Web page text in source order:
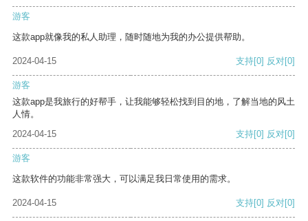
游客
这款app就像我的私人助理，随时随地为我的办公提供帮助。
2024-04-15 支持[0] 反对[0]
游客
这款app是我旅行的好帮手，让我能够轻松找到目的地，了解当地的风土
人情。
2024-04-15
支持[0] 反对[0]
游客
这款软件的功能非常强大，可以满足我日常使用的需求。
2024-04-15 支持[0] 反对[0]